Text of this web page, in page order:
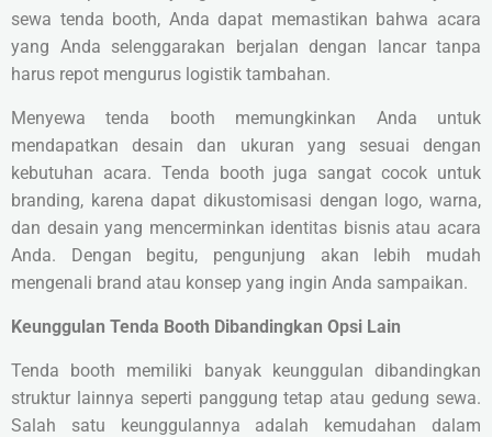
sewa tenda booth, Anda dapat memastikan bahwa acara
yang Anda selenggarakan berjalan dengan lancar tanpa
harus repot mengurus logistik tambahan.
Menyewa tenda booth memungkinkan Anda untuk
mendapatkan desain dan ukuran yang sesuai dengan
kebutuhan acara. Tenda booth juga sangat cocok untuk
branding, karena dapat dikustomisasi dengan logo, warna,
dan desain yang mencerminkan identitas bisnis atau acara
Anda. Dengan begitu, pengunjung akan lebih mudah
mengenali brand atau konsep yang ingin Anda sampaikan.
Keunggulan Tenda Booth Dibandingkan Opsi Lain
Tenda booth memiliki banyak keunggulan dibandingkan
struktur lainnya seperti panggung tetap atau gedung sewa.
Salah satu keunggulannya adalah kemudahan dalam